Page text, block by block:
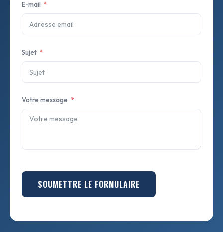
E-mail
Sujet
Votre message
SOUMETTRE LE FORMULAIRE